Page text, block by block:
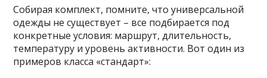
Собирая комплект, помните, что универсальной
одежды не существует – все подбирается под
конкретные условия: маршрут, длительность,
температуру и уровень активности. Вот один из
примеров класса «стандарт»: